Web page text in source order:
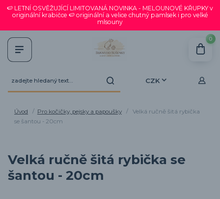
🍉 LETNÍ OSVĚŽUJÍCÍ LIMITOVANÁ NOVINKA - MELOUNOVÉ KŘUPKY v
originální krabičce 🍉 originální a velice chutný pamlsek i pro velké
mlsouny
CZK
0
Úvod Pro kočičky, pejsky a papoušky
Velká ručně šitá rybička
se šantou - 20cm
Velká ručně šitá rybička se
šantou - 20cm